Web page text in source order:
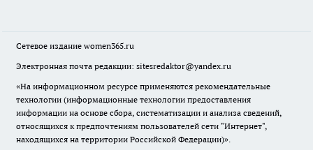
Сетевое издание women365.ru
Электронная почта редакции: sitesredaktor@yandex.ru
«На информационном ресурсе применяются рекомендательные
технологии (информационные технологии предоставления
информации на основе сбора, систематизации и анализа сведений,
относящихся к предпочтениям пользователей сети "Интернет",
находящихся на территории Российской Федерации)».